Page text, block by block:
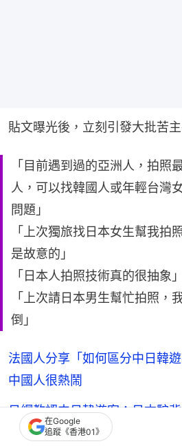
貼文曝光後，立刻引發大批苦
「目前遇到過的亞洲人，拍照
人，可以找韓國人或年輕台灣
問題」
「上次獨旅找日本女生幫我拍
是故意的」
「日本人拍照技術真的很抽象」
「上次請日本男生幫忙拍照，
倒」
法國人分享「如何區分中日韓
中國人很熱鬧
日網教認中日韓遊客：日本駝
LEGO 網笑太寫實
在Google
追蹤《香港01》